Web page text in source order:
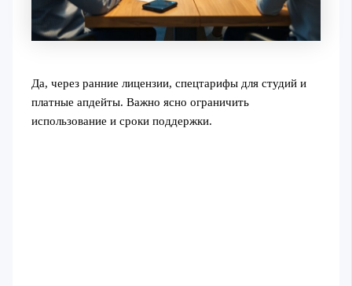
Да, через ранние лицензии, спецтарифы для студий и
платные апдейты. Важно ясно ограничить
использование и сроки поддержки.